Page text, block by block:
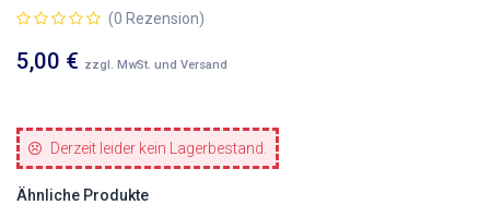
(0 Rezension)
5,00 € zzgl. MwSt. und Versand
Derzeit leider kein Lagerbestand.
Ähnliche Produkte